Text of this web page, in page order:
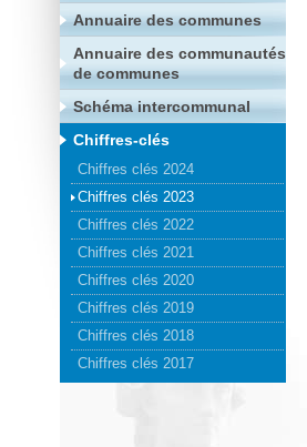
Annuaire des communes
Annuaire des communautés
de communes
Schéma intercommunal
Chiffres-clés
Chiffres clés 2024
Chiffres clés 2023
Chiffres clés 2022
Chiffres clés 2021
Chiffres clés 2020
Chiffres clés 2019
Chiffres clés 2018
Chiffres clés 2017